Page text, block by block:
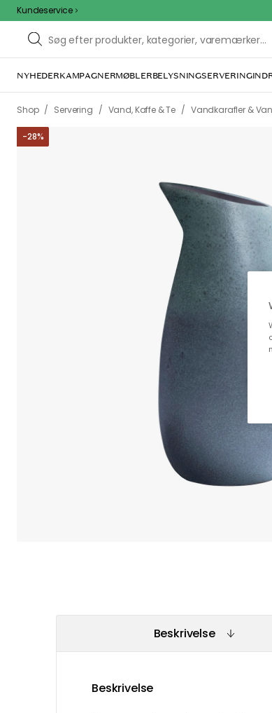
Kundeservice
NYHEDERKAMPAGNERMØBLERBELYSNINGSERVERING
Shop / Servering / Vand, Kaffe & Te / Vandkarafler &
-28%
Beskrivelse
Beskrivelse